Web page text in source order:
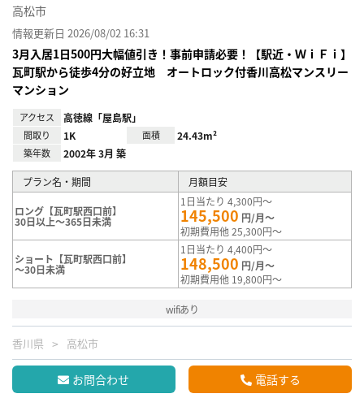
高松市
情報更新日 2026/08/02 16:31
3月入居1日500円大幅値引き！事前申請必要！【駅近・ＷｉＦｉ】
瓦町駅から徒歩4分の好立地 オートロック付香川高松マンスリー
マンション
アクセス 高徳線「屋島駅」
間取り 1K 面積 24.43m²
築年数 2002年 3月 築
プラン名・期間 月額目安
ロング【瓦町駅西口前】
30日以上～365日未満
1日当たり 4,300円～
145,500 円/月～
初期費用他 25,300円～
ショート【瓦町駅西口前】
～30日未満
1日当たり 4,400円～
148,500 円/月～
初期費用他 19,800円～
wifiあり
香川県 高松市
お問合わせ 電話する